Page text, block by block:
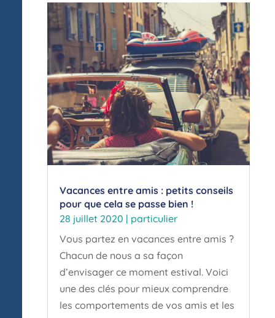
Vacances entre amis : petits conseils
pour que cela se passe bien !
28 juillet 2020 | particulier
Vous partez en vacances entre amis ?
Chacun de nous a sa façon
d’envisager ce moment estival. Voici
une des clés pour mieux comprendre
les comportements de vos amis et les